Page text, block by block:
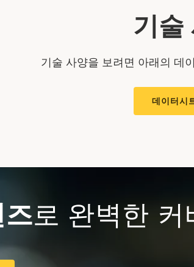
기술
기술 사양을 보려면 아래의 데
데이터시
즈로 완벽한 커